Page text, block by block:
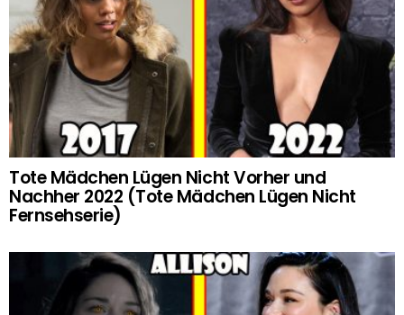
Tote Mädchen Lügen Nicht Vorher und
Nachher 2022 (Tote Mädchen Lügen Nicht
Fernsehserie)